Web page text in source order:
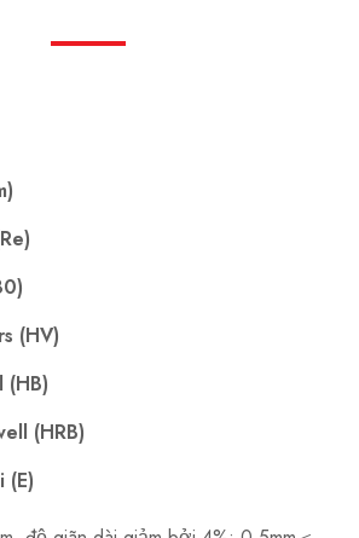
(HV)
(HRB)
(E)